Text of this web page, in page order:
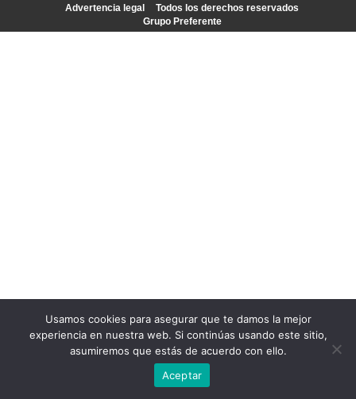
Usamos cookies para asegurar que te damos la mejor
experiencia en nuestra web. Si continúas usando este sitio,
asumiremos que estás de acuerdo con ello.
Aceptar
Advertencia legal
Todos los derechos reservados
Grupo Preferente